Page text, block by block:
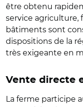
être obtenu
service agriculture,
bâtiments sont
dispositions de la
très exigeante en
Vente directe
La ferme participe